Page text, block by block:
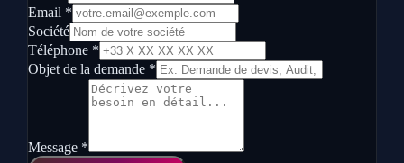
Email *
Société
Téléphone *
Objet de la demande *
Message *